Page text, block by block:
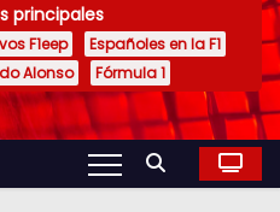
principales
F1eep
Españoles en la F1
Alonso Fórmula 1